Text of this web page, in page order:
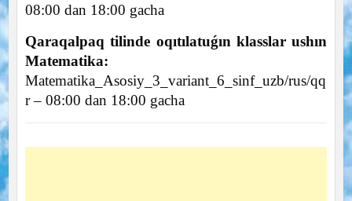
08:00 dan 18:00 gacha
Qaraqalpaq tilinde oqıtılatuǵın klasslar ushın
Matematika:
Matematika_Asosiy_3_variant_6_sinf_uzb/rus/qq
r – 08:00 dan 18:00 gacha